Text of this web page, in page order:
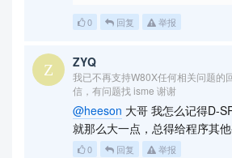
0 回复 举报
ZYQ
我已不再支持W80X任何相关问题的
信，有问题找 isme 谢谢
@heeson 大哥 我怎么记得D-
就那么大一点，总得给程序其
0 回复 举报